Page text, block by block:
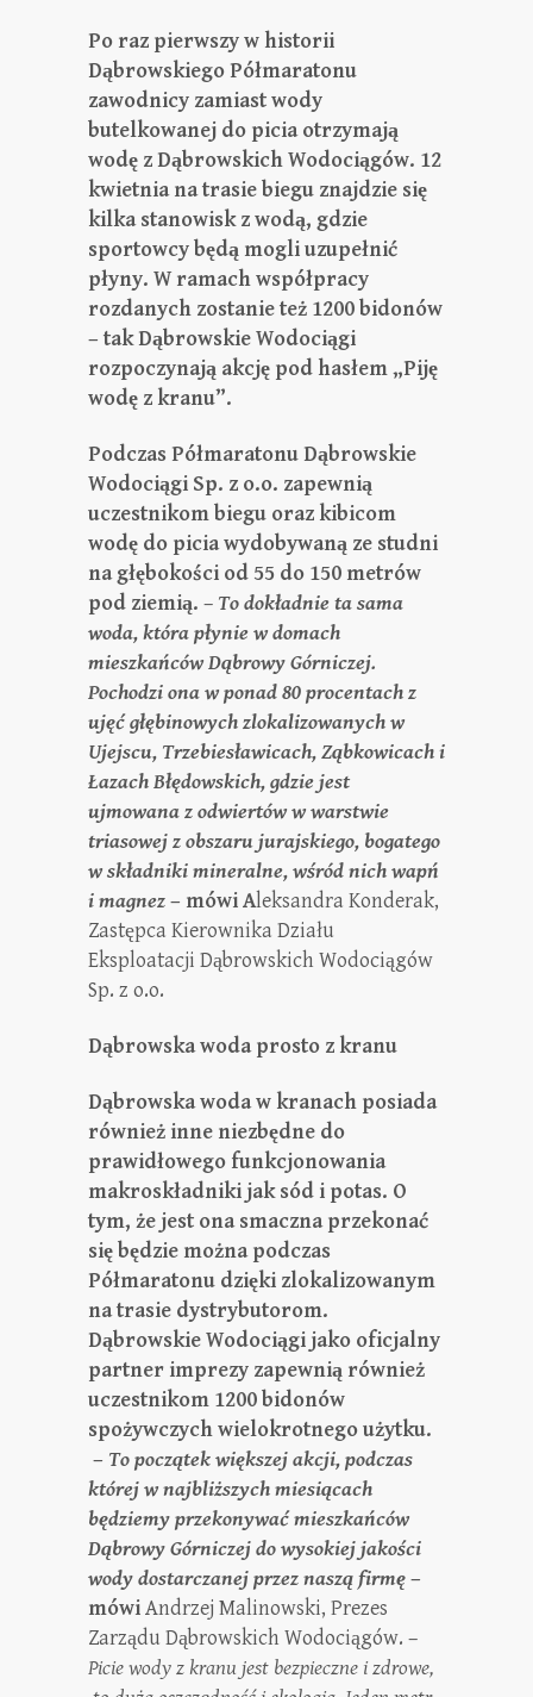
Po raz pierwszy w historii
Dąbrowskiego Półmaratonu
zawodnicy zamiast wody
butelkowanej do picia otrzymają
wodę z Dąbrowskich Wodociągów. 12
kwietnia na trasie biegu znajdzie się
kilka stanowisk z wodą, gdzie
sportowcy będą mogli uzupełnić
płyny. W ramach współpracy
rozdanych zostanie też 1200 bidonów
– tak Dąbrowskie Wodociągi
rozpoczynają akcję pod hasłem „Piję
wodę z kranu”.
Podczas Półmaratonu Dąbrowskie
Wodociągi Sp. z o.o. zapewnią
uczestnikom biegu oraz kibicom
wodę do picia wydobywaną ze studni
na głębokości od 55 do 150 metrów
pod ziemią. – To dokładnie ta sama
woda, która płynie w domach
mieszkańców Dąbrowy Górniczej.
Pochodzi ona w ponad 80 procentach z
ujęć głębinowych zlokalizowanych w
Ujejscu, Trzebiesławicach, Ząbkowicach i
Łazach Błędowskich, gdzie jest
ujmowana z odwiertów w warstwie
triasowej z obszaru jurajskiego, bogatego
w składniki mineralne, wśród nich wapń
i magnez– mówi Aleksandra Konderak,
Zastępca Kierownika Działu
Eksploatacji Dąbrowskich Wodociągów
Sp. z o.o.
Dąbrowska woda prosto z kranu
Dąbrowska woda w kranach posiada
również inne niezbędne do
prawidłowego funkcjonowania
makroskładniki jak sód i potas. O
tym, że jest ona smaczna przekonać
się będzie można podczas
Półmaratonu dzięki zlokalizowanym
na trasie dystrybutorom.
Dąbrowskie Wodociągi jako oficjalny
partner imprezy zapewnią również
uczestnikom 1200 bidonów
spożywczych wielokrotnego użytku.
– To początek większej akcji, podczas
której w najbliższych miesiącach
będziemy przekonywać mieszkańców
Dąbrowy Górniczej do wysokiej jakości
wody dostarczanej przez naszą firmę–
mówiAndrzej Malinowski, Prezes
Zarządu Dąbrowskich Wodociągów. –
Picie wody z kranu jest bezpieczne i zdrowe,